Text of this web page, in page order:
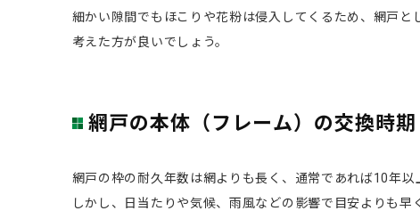
細かい隙間でもほこりや花粉は侵入してくるため、網戸
考えた方が良いでしょう。
網戸の本体（フレーム）の交換時期
網戸の枠の耐久年数は網よりも長く、通常であれば10年以
しかし、日当たりや気候、雨風などの影響で目安よりも